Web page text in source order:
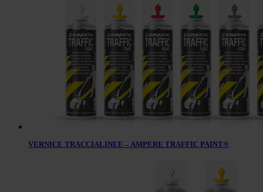
VERNICE TRACCIALINEE – AMPERE TRAFFIC PAINT®